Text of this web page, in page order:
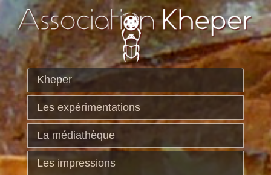
Kheper
Les expérimentations
La médiathèque
Les impressions